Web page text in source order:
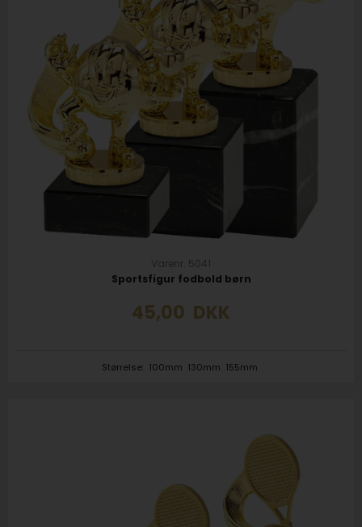
Varenr. 5041
Sportsfigur fodbold børn
45,00 DKK
Størrelse: 100mm 130mm 155mm